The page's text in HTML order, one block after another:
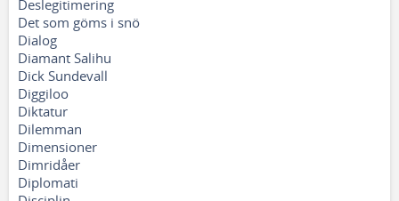
Deslegitimering
Det som göms i snö
Dialog
Diamant Salihu
Dick Sundevall
Diggiloo
Diktatur
Dilemman
Dimensioner
Dimridåer
Diplomati